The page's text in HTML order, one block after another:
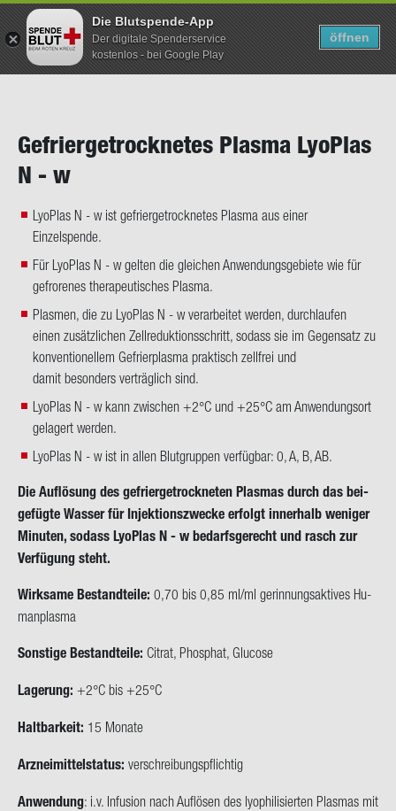
TERMIN SUCHEN
SUCHEN
Ge­frier­ge­trock­ne­tes Plas­ma Lyo­Plas
N - w
LyoPlas N - w ist gefriergetrocknetes Plasma aus einer
Einzelspende.
Für LyoPlas N - w gelten die gleichen Anwendungsgebiete wie für
gefrorenes therapeutisches Plasma.
Plasmen, die zu LyoPlas N - w verarbeitet werden, durchlaufen
einen zusätzlichen Zellreduktionsschritt, sodass sie im Gegensatz zu
konventionellem Gefrierplasma praktisch zellfrei und
damit besonders verträglich sind.
LyoPlas N - w kann zwischen +2°C und +25°C am Anwendungsort
gelagert werden.
LyoPlas N - w ist in allen Blutgruppen verfügbar: 0, A, B, AB.
Die Auf­lö­sung des ge­frier­ge­trock­ne­ten Plas­mas durch das bei­
gefüg­te Was­ser für In­jek­ti­ons­zwe­cke er­folgt in­ner­halb we­ni­ger
Mi­nu­ten, so­dass Lyo­Plas N - w be­darfs­ge­recht und rasch zur
Ver­fü­gung steht.
Wirk­sa­me Be­stand­tei­le: 0,70 bis 0,85 ml/ml ge­rin­nungs­ak­ti­ves Hu­
man­plas­ma
Sons­ti­ge Be­stand­tei­le: Ci­trat, Phos­phat, Glu­co­se
La­ge­rung: +2°C bis +25°C
Halt­bar­keit: 15 Mo­na­te
Arz­nei­mit­tel­sta­tus: ver­schrei­bungs­pflich­tig
An­wen­dung: i.v. In­fu­si­on nach Auf­lö­sen des lyo­phi­li­sier­ten Plas­mas mit
Die Blutspende-App
Der digitale Spenderservice
kostenlos - bei Google Play
öffnen